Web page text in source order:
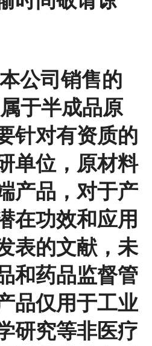
公司销售的
于半成品原
针对有资质的
单位，原材料
产品，对于产
在功效和应用
表的文献，未
和药品监督管
品仅用于工业
研究等非医疗